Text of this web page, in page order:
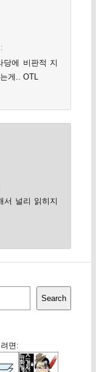
당에 비판적 지
게.. OTL
서 널리 읽히지
Search
면: